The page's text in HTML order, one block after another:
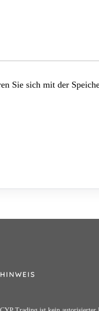
Sie sich mit der
HINWEIS